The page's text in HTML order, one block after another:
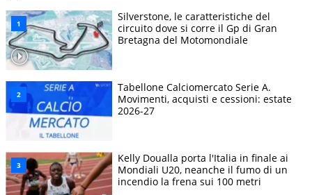
Silverstone, le caratteristiche del
circuito dove si corre il Gp di Gran
Bretagna del Motomondiale
Tabellone Calciomercato Serie A.
Movimenti, acquisti e cessioni: estate
2026-27
Kelly Doualla porta l'Italia in finale ai
Mondiali U20, neanche il fumo di un
incendio la frena sui 100 metri